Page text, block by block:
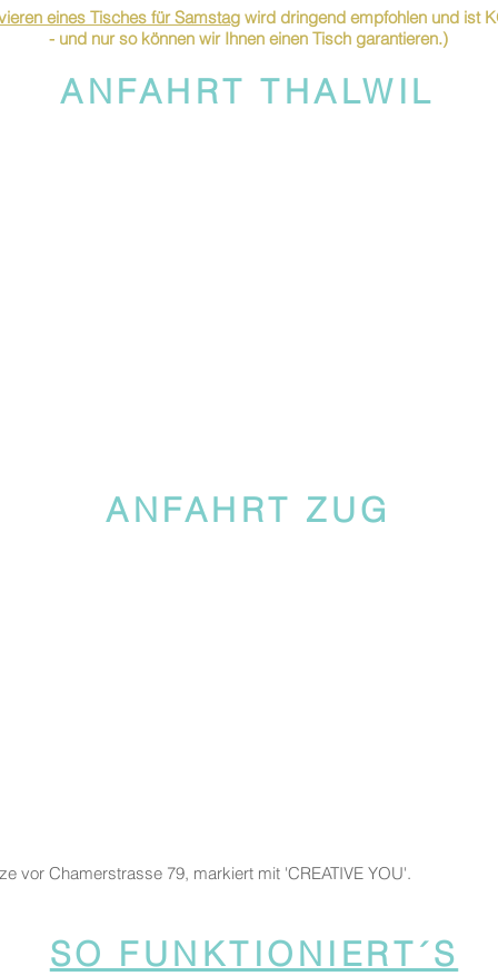
ANFAHRT THALWIL
eines Tisches für Samstag wird dringend empfohlen und ist
- und nur so können wir Ihnen einen Tisch garantieren.)
ANFAHRT ZUG
vor Chamerstrasse 79, markiert mit 'CREATIVE YOU'.
SO FUNKTIONIERT´S